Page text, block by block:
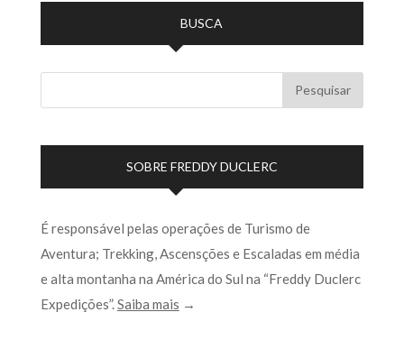
BUSCA
SOBRE FREDDY DUCLERC
É responsável pelas operações de Turismo de
Aventura; Trekking, Ascensções e Escaladas em média
e alta montanha na América do Sul na “Freddy Duclerc
Expedições”.Saiba mais →